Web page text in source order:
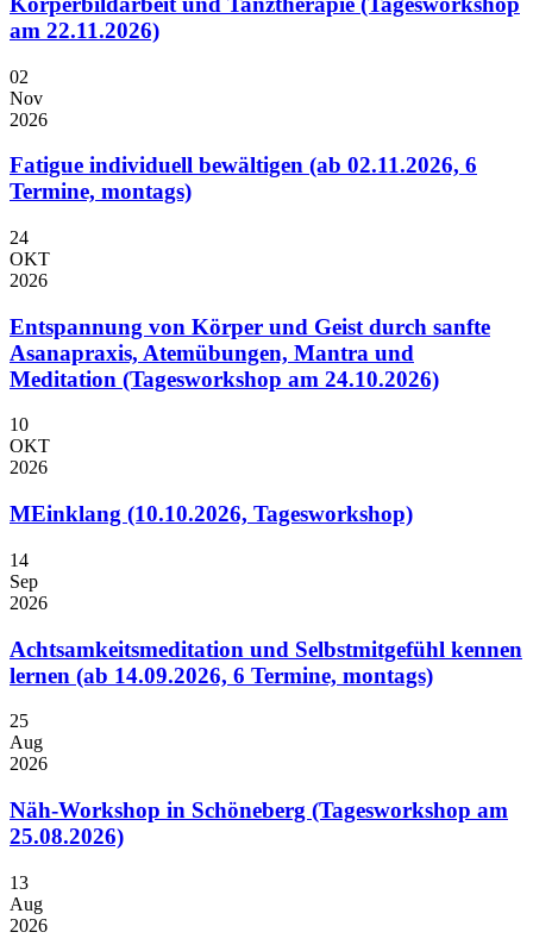
am 22.11.2026)
02
Nov
2026
Fatigue individuell bewältigen (ab 02.11.2026, 6
Termine, montags)
24
OKT
2026
Entspannung von Körper und Geist durch sanfte
Asanapraxis, Atemübungen, Mantra und
Meditation (Tagesworkshop am 24.10.2026)
10
OKT
2026
MEinklang (10.10.2026, Tagesworkshop)
14
Sep
2026
Achtsamkeitsmeditation und Selbstmitgefühl kennen
lernen (ab 14.09.2026, 6 Termine, montags)
25
Aug
2026
Näh-Workshop in Schöneberg (Tagesworkshop am
25.08.2026)
13
Aug
2026